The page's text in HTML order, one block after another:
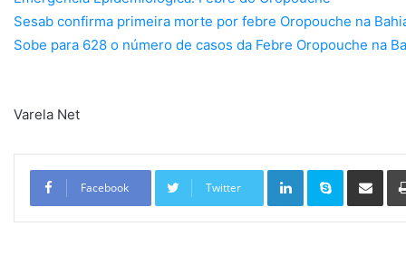
Sesab confirma primeira morte por febre Oropouche na
Sobe para 628 o número de casos da Febre Oropouche na
Varela Net
Facebook Twitter
Linkedin Skype